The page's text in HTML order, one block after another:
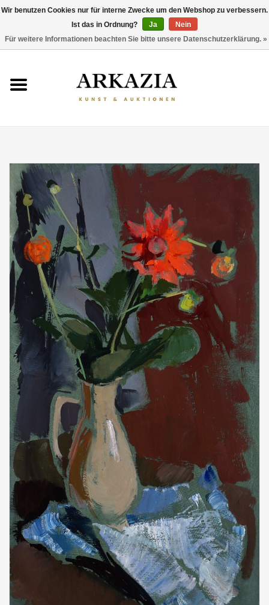
AKTUELLER KATALOG
THEMEN
ENTDECKEN
Wir benutzen Cookies nur für interne Zwecke um den Webshop zu verbessern.
Ist das in Ordnung?
Ja
Nein
Für weitere Informationen beachten Sie bitte unsere Datenschutzerklärung. »